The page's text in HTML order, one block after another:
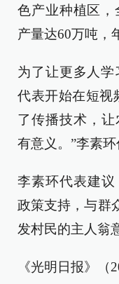
色产业种植区
产量达60万吨，
为了让更多人
代表开始在短视
了传播技术，
有意义。”李素环
李素环代表建
政策支持，与群
发村民的主人翁
《光明日报》（